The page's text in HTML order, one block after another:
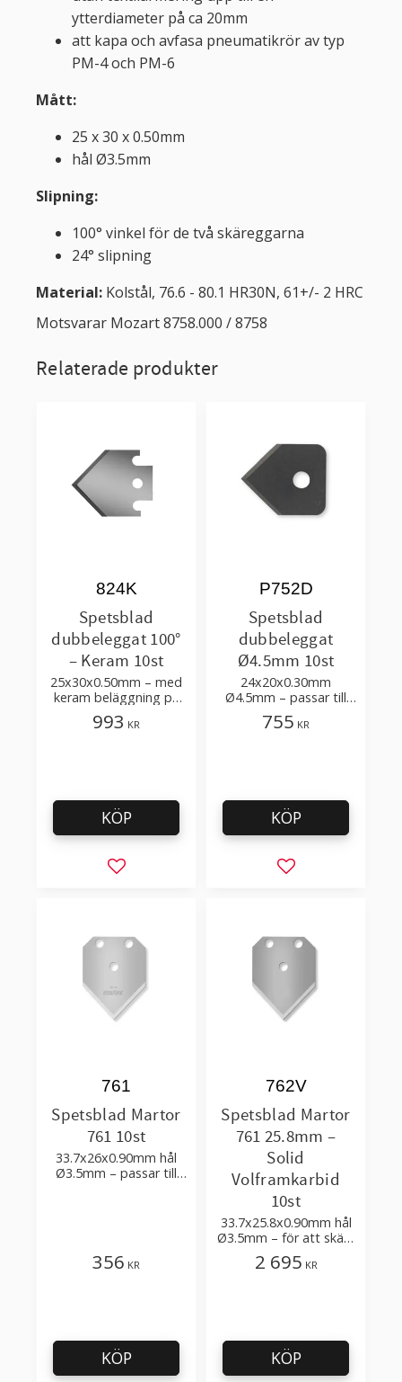
ytterdiameter på ca 20mm
att kapa och avfasa pneumatikrör av typ
PM-4 och PM-6
Mått:
25 x 30 x 0.50mm
hål Ø3.5mm
Slipning:
100° vinkel för de två skäreggarna
24° slipning
Material: Kolstål, 76.6 - 80.1 HR30N, 61+/- 2 HRC
Motsvarar Mozart 8758.000 / 8758
Relaterade produkter
Spetsblad
dubbeleggat 100°
– Keram 10st
25x30x0.50mm – med
keram beläggning på
eggen – för att skära
slang, plastfilm,
824K
993 KR
Lägg till i favoriter
KÖP
Spetsblad
dubbeleggat
Ø4.5mm 10st
24x20x0.30mm
Ø4.5mm – passar till
SCAE maskin för
tillverkning av påsar
P752D
755 KR
Lägg till i
KÖP
Spetsblad Martor
761 10st
33.7x26x0.90mm hål
Ø3.5mm – passar till
761
356 KR
KÖP
Spetsblad Martor
761 25.8mm –
Solid
Volframkarbid
10st
33.7x25.8x0.90mm hål
Ø3.5mm – för att skära
slang, wellpapp,
förpackning
762V
2 695 KR
KÖP